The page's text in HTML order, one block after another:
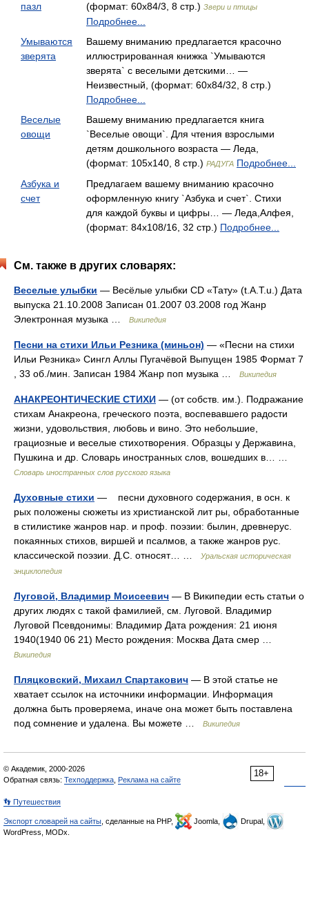
пазл
(формат: 60x84/3, 8 стр.) Звери и птицы
Подробнее...
Умываются
зверята
Вашему вниманию предлагается красочно
иллюстрированная книжка `Умываются
зверята` с веселыми детскими… —
Неизвестный, (формат: 60x84/32, 8 стр.)
Подробнее...
Веселые
овощи
Вашему вниманию предлагается книга
`Веселые овощи`. Для чтения взрослыми
детям дошкольного возраста — Леда,
(формат: 105x140, 8 стр.) РАДУГА Подробнее...
Азбука и
счет
Предлагаем вашему вниманию красочно
оформленную книгу `Азбука и счет`. Стихи
для каждой буквы и цифры… — Леда,Алфея,
(формат: 84x108/16, 32 стр.) Подробнее...
См. также в других словарях:
Веселые улыбки — Весёлые улыбки CD «Тату» (t.A.T.u.) Дата
выпуска 21.10.2008 Записан 01.2007 03.2008 год Жанр
Электронная музыка …
Википедия
Песни на стихи Ильи Резника (миньон) — «Песни на стихи
Ильи Резника» Сингл Аллы Пугачёвой Выпущен 1985 Формат 7
, 33 об./мин. Записан 1984 Жанр поп музыка …
Википедия
АНАКРЕОНТИЧЕСКИЕ СТИХИ — (от собств. им.). Подражание
стихам Анакреона, греческого поэта, воспевавшего радости
жизни, удовольствия, любовь и вино. Это небольшие,
грациозные и веселые стихотворения. Образцы у Державина,
Пушкина и др. Словарь иностранных слов, вошедших в… …
Словарь иностранных слов русского языка
Духовные стихи — песни духовного содержания, в осн. к
рых положены сюжеты из христианской лит ры, обработанные
в стилистике жанров нар. и проф. поэзии: былин, древнерус.
покаянных стихов, виршей и псалмов, а также жанров рус.
классической поэзии. Д.С. относят… …
Уральская историческая
энциклопедия
Луговой, Владимир Моисеевич — В Википедии есть статьи о
других людях с такой фамилией, см. Луговой. Владимир
Луговой Псевдонимы: Владимир Дата рождения: 21 июня
1940(1940 06 21) Место рождения: Москва Дата смер …
Википедия
Пляцковский, Михаил Спартакович — В этой статье не
хватает ссылок на источники информации. Информация
должна быть проверяема, иначе она может быть поставлена
под сомнение и удалена. Вы можете …
Википедия
18+
© Академик, 2000-2026
Обратная связь: Техподдержка Реклама на сайте
👣 Путешествия
Экспорт словарей на сайты , сделанные на PHP, Joomla,
Drupal,
WordPress, MODx.